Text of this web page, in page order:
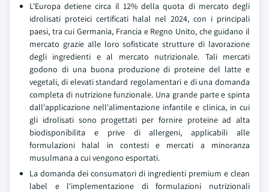
L'Europa detiene circa il 12% della quota di mercato degli
idrolisati proteici certificati halal nel 2024, con i principali
paesi, tra cui Germania, Francia e Regno Unito, che guidano il
mercato grazie alle loro sofisticate strutture di lavorazione
degli ingredienti e al mercato nutrizionale. Tali mercati
godono di una buona produzione di proteine del latte e
vegetali, di elevati standard regolamentari e di una domanda
completa di nutrizione funzionale. Una grande parte e spinta
dall'applicazione nell'alimentazione infantile e clinica, in cui
gli idrolisati sono progettati per fornire proteine ad alta
biodisponibilita e prive di allergeni, applicabili alle
formulazioni halal in contesti e mercati a minoranza
musulmana a cui vengono esportati.
La domanda dei consumatori di ingredienti premium e clean
label e l'implementazione di formulazioni nutrizionali